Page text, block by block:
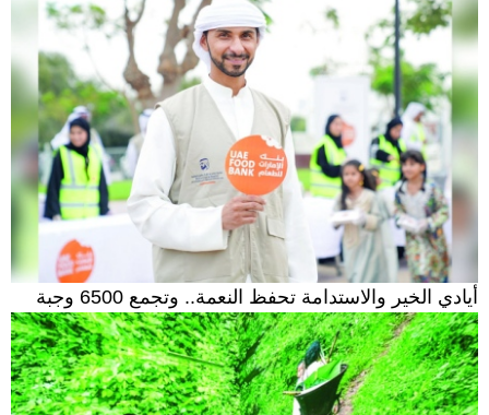
أيادي الخير والاستدامة تحفظ النعمة.. وتجمع 6500 وجبة